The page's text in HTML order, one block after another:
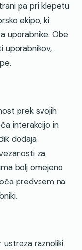
pa pri klepetu
ekipo, ki
uporabnike. Obe
uporabnikov,
prek svojih
interakcijo in
dodaja
za
bolj omejeno
predvsem na
ustreza raznoliki